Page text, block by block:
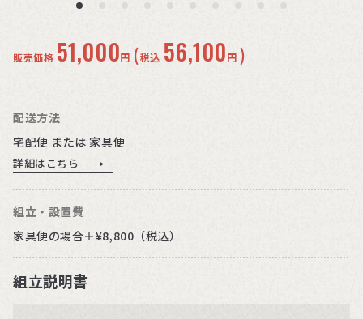
販売価格 51,000円 (税込 56,100円 )
配送方法
宅配便 または 家具便
詳細はこちら
組立・設置費
家具便の場合＋¥8,800（税込）
組立説明書